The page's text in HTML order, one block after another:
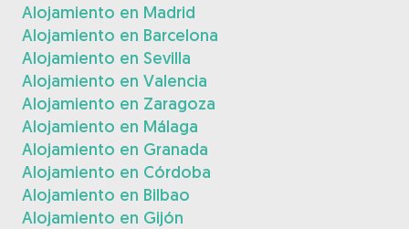
Alojamiento en Madrid
Alojamiento en Barcelona
Alojamiento en Sevilla
Alojamiento en Valencia
Alojamiento en Zaragoza
Alojamiento en Málaga
Alojamiento en Granada
Alojamiento en Córdoba
Alojamiento en Bilbao
Alojamiento en Gijón